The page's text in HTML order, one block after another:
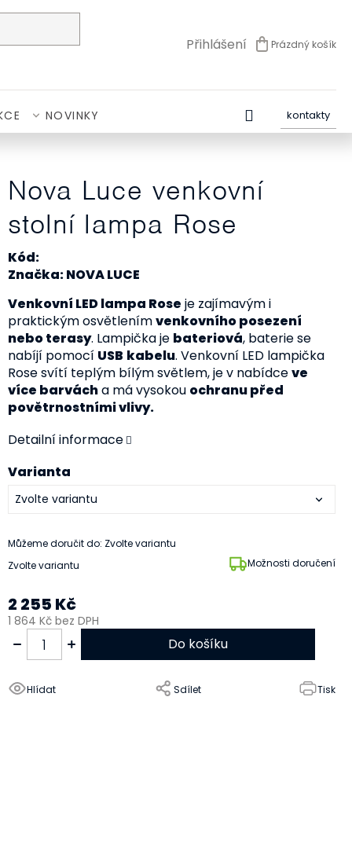
Přihlášení NÁKUPNÍ
Prázdný košík
NOVINKY kontakty
Nova Luce venkovní
stolní lampa Rose
Kód:
Značka: NOVA LUCE
Zvolte variantu Možnosti doručení
Varianta
Můžeme doručit do: Zvolte variantu
Venkovní LED lampa Rose je zajímavým i
praktickým osvětlenímvenkovního posezení
nebo terasy. Lampička je bateriová, baterie se
nabíjí pomocí USB kabelu. Venkovní LED lampička
Rose svítí teplým bílým světlem, je v nabídceve
více barvácha má vysokou ochranu před
povětrnostními vlivy.
Detailní informace
Tisk
Hlídat Sdílet
2 255 Kč
1 864 Kč bez DPH
Do košíku